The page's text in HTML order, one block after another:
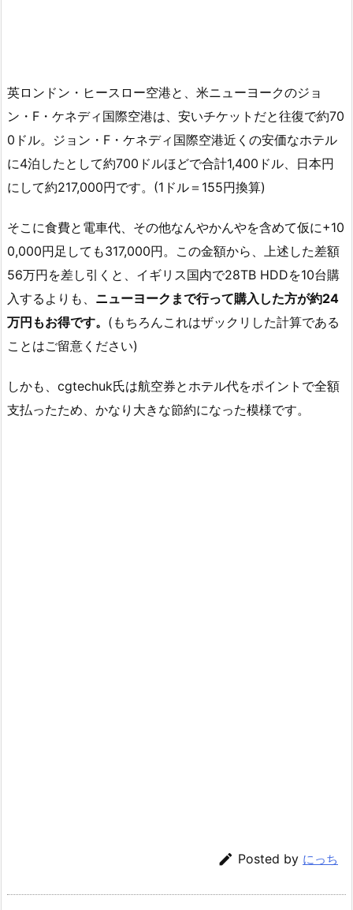
英ロンドン・ヒースロー空港と、米ニューヨークのジョ
ン・F・ケネディ国際空港は、安いチケットだと往復で約70
0ドル。ジョン・F・ケネディ国際空港近くの安価なホテル
に4泊したとして約700ドルほどで合計1,400ドル、日本円
にして約217,000円です。(1ドル＝155円換算)
そこに食費と電車代、その他なんやかんやを含めて仮に+10
0,000円足しても317,000円。この金額から、上述した差額
56万円を差し引くと、イギリス国内で28TB HDDを10台購
入するよりも、 ニューヨークまで行って購入した方が約24
万円もお得です。 (もちろんこれはザックリした計算である
ことはご留意ください)
しかも、cgtechuk氏は航空券とホテル代をポイントで全額
支払ったため、かなり大きな節約になった模様です。
 Posted by にっち